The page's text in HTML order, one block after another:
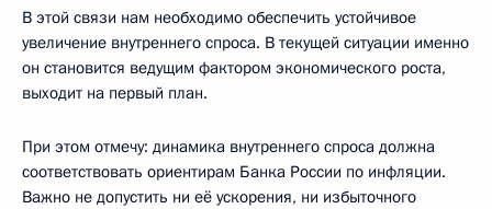
В этой связи нам необходимо обеспечить устойчивое
увеличение внутреннего спроса. В текущей ситуации именно
он становится ведущим фактором экономического роста,
выходит на первый план.
При этом отмечу: динамика внутреннего спроса должна
соответствовать ориентирам Банка России по инфляции.
Важно не допустить ни её ускорения, ни избыточного